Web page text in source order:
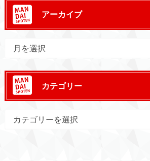
アーカイブ
カテゴリー